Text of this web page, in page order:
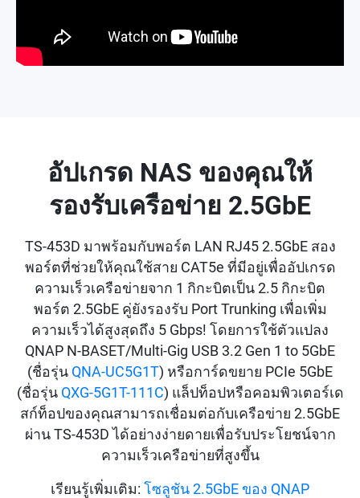
อัปเกรด NAS ของคุณให้
รองรับเครือข่าย 2.5GbE
TS-453D มาพร้อมกับพอร์ต LAN RJ45 2.5GbE สอง
พอร์ตที่ช่วยให้คุณใช้สาย CAT5e ที่มีอยู่เพื่ออัปเกรด
ความเร็วเครือข่ายจาก 1 กิกะบิตเป็น 2.5 กิกะบิต
พอร์ต 2.5GbE คู่ยังรองรับ Port Trunking เพื่อเพิ่ม
ความเร็วได้สูงสุดถึง 5 Gbps! โดยการใช้ตัวแปลง
QNAP N-BASET/Multi-Gig USB 3.2 Gen 1 to 5GbE
(ชื่อรุ่น QNA-UC5G1T) หรือการ์ดขยาย PCIe 5GbE
(ชื่อรุ่น QXG-5G1T-111C) แล็ปท็อปหรือคอมพิวเตอร์เด
สก์ท็อปของคุณสามารถเชื่อมต่อกับเครือข่าย 2.5GbE
ผ่าน TS-453D ได้อย่างง่ายดายเพื่อรับประโยชน์จาก
ความเร็วเครือข่ายที่สูงขึ้น
เรียนรู้เพิ่มเติม: โซลูชัน 2.5GbE ของ QNAP